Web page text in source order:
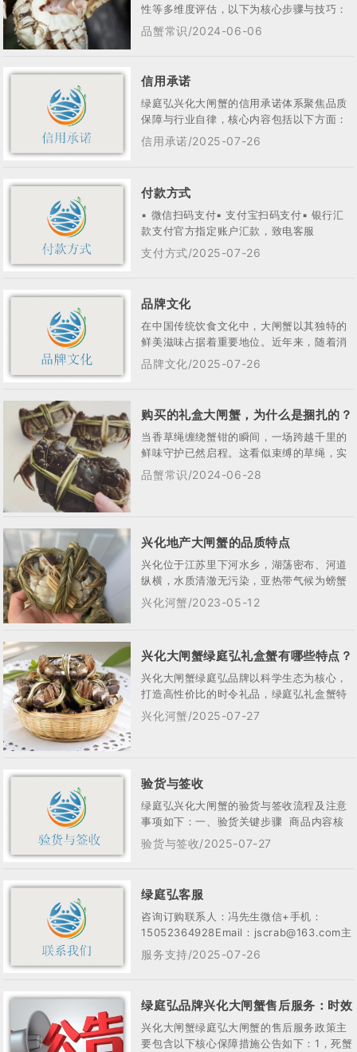
性等多维度评估，以下为核心步骤与技巧：
一、外观鉴别 ‌1，区分公母与时令‌： • ...
品蟹常识/2024-06-06
信用承诺
绿庭弘兴化大闸蟹的信用承诺体系聚焦品质
保障与行业自律，核心内容包括以下方面：
一、产品质量安全承诺 ‌1，全程溯源机制‌ ...
信用承诺/2025-07-26
付款方式
▪ 微信扫码支付▪ 支付宝扫码支付▪ 银行汇
款支付官方指定账户汇款，致电客服
（15052364928）索取汇款账户。
支付方式/2025-07-26
品牌文化
在中国传统饮食文化中，大闸蟹以其独特的
鲜美滋味占据着重要地位。近年来，随着消
费升级和品牌化趋势的加强，大闸蟹市场涌
现出许...
品牌文化/2025-07-26
购买的礼盒大闸蟹，为什么是捆扎的？
当香草绳缠绕蟹钳的瞬间，一场跨越千里的
鲜味守护已然启程。这看似束缚的草绳，实
则是连结绿庭弘兴化大闸蟹与餐桌的文明纽
带 —...
品蟹常识/2024-06-28
兴化地产大闸蟹的品质特点
兴化位于江苏里下河水乡，湖荡密布、河道
纵横，水质清澈无污染，亚热带气候为螃蟹
提供了绝佳的生长环境‌。 兴化大...
兴化河蟹/2023-05-12
兴化大闸蟹绿庭弘礼盒蟹有哪些特点？
兴化大闸蟹绿庭弘品牌以科学生态为核心，
打造高性价比的时令礼品，绿庭弘礼盒蟹特
点包括：一、生态养殖与严苛品控‌• 科学选
育...
兴化河蟹/2025-07-27
验货与签收
绿庭弘兴化大闸蟹的验货与签收流程及注意
事项如下：一、验货关键步骤 ‌ ‌商品内容核
对‌ • 核对商品规格及数量是否与购买...
验货与签收/2025-07-27
绿庭弘客服
咨询订购联系人：冯先生微信+手机：
15052364928Email：jscrab@163.com主
办：兴化市绿庭弘农产科...
服务支持/2025-07-26
绿庭弘品牌兴化大闸蟹售后服务：时效
与新鲜度保障‌
兴化大闸蟹绿庭弘大闸蟹的售后服务政策主
要包含以下核心保障措施公告如下：‌1，死蟹